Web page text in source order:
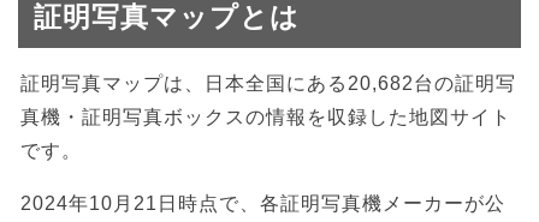
証明写真マップとは
証明写真マップは、日本全国にある20,682台の証明写
真機・証明写真ボックスの情報を収録した地図サイト
です。
2024年10月21日時点で、各証明写真機メーカーが公